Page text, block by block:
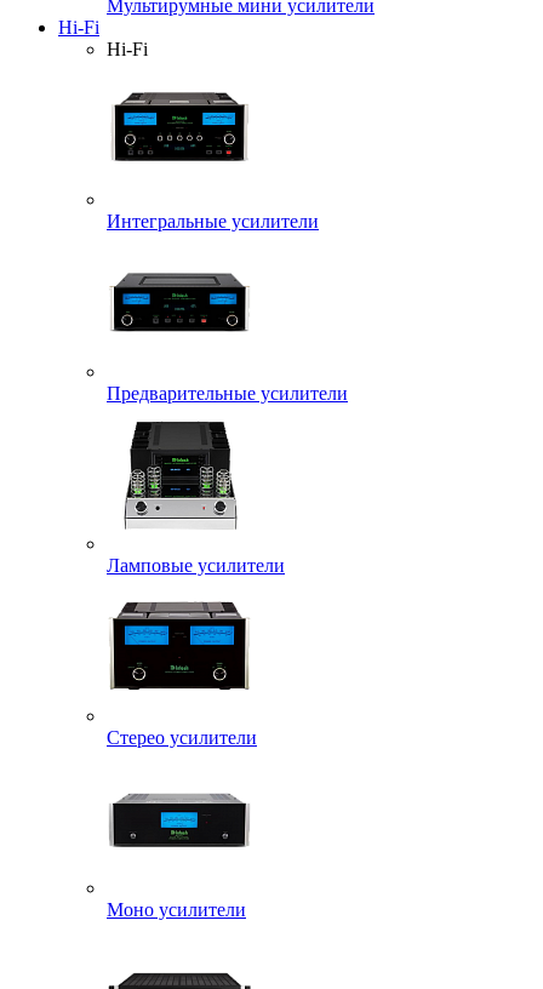
Мультирумные мини усилители
Hi-Fi
Hi-Fi
Интегральные усилители
Предварительные усилители
Ламповые усилители
Стерео усилители
Моно усилители